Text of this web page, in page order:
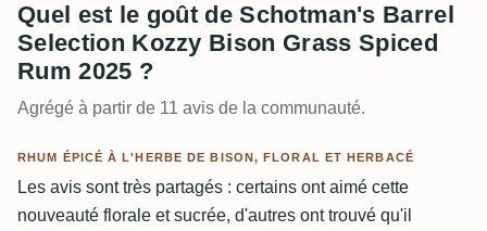
Quel est le goût de Schotman's Barrel
Selection Kozzy Bison Grass Spiced
Rum 2025 ?
Agrégé à partir de 11 avis de la communauté.
RHUM ÉPICÉ À L'HERBE DE BISON, FLORAL ET HERBACÉ
Les avis sont très partagés : certains ont aimé cette
nouveauté florale et sucrée, d'autres ont trouvé qu'il